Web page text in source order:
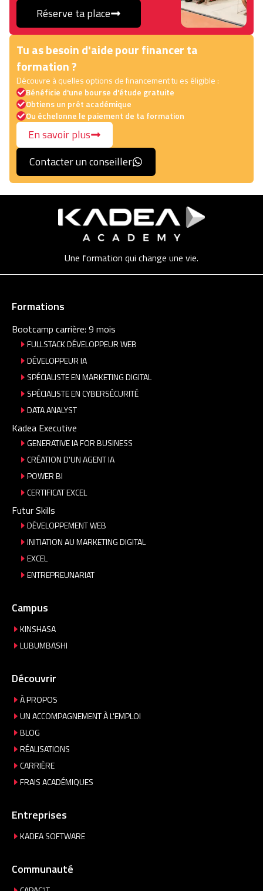
Réserve ta place
Tu as besoin d'aide pour financer ta
formation ?
Découvre à quelles options de financement tu es éligible :
Bénéficie d'une bourse d'étude gratuite
Obtiens un prêt académique
Ou échelonne le paiement de ta formation
En savoir plus
Contacter un conseiller
Une formation qui change une vie.
Formations
Bootcamp carrière: 9 mois
FULLSTACK DÉVELOPPEUR WEB
DÉVELOPPEUR IA
SPÉCIALISTE EN MARKETING DIGITAL
SPÉCIALISTE EN CYBERSÉCURITÉ
DATA ANALYST
Kadea Executive
GENERATIVE IA FOR BUSINESS
CRÉATION D'UN AGENT IA
POWER BI
CERTIFICAT EXCEL
Futur Skills
DÉVELOPPEMENT WEB
INITIATION AU MARKETING DIGITAL
EXCEL
ENTREPREUNARIAT
Campus
KINSHASA
LUBUMBASHI
Découvrir
À PROPOS
UN ACCOMPAGNEMENT À L'EMPLOI
BLOG
RÉALISATIONS
CARRIÈRE
FRAIS ACADÉMIQUES
Entreprises
KADEA SOFTWARE
Communauté